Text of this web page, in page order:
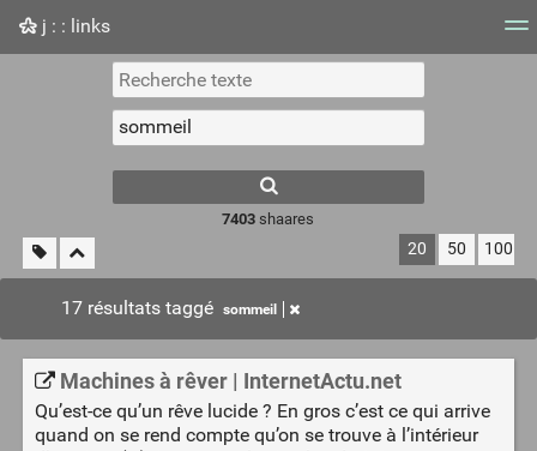
j : : links
Nuage de tags Mur d'images
7403 shaares
20 50 100
17 résultats taggé sommeil
Machines à rêver | InternetActu.net
Qu’est-ce qu’un rêve lucide ? En gros c’est ce qui arrive
quand on se rend compte qu’on se trouve à l’intérieur